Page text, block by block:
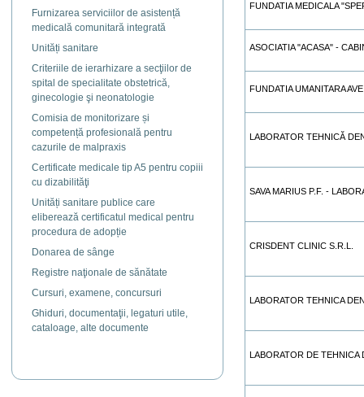
Furnizarea serviciilor de asistență
medicală comunitară integrată
Unități sanitare
Criteriile de ierarhizare a secţiilor de
spital de specialitate obstetrică,
ginecologie şi neonatologie
Comisia de monitorizare și
competență profesională pentru
cazurile de malpraxis
Certificate medicale tip A5 pentru copiii
cu dizabilităţi
Unități sanitare publice care
eliberează certificatul medical pentru
procedura de adopție
Donarea de sânge
Registre naţionale de sănătate
Cursuri, examene, concursuri
Ghiduri, documentaţii, legaturi utile,
cataloage, alte documente
FUNDATIA MEDICALA
ASOCIATIA "ACASA" -
FUNDATIA UMANITARA
LABORATOR TEHNICĂ
SAVA MARIUS P.F. -
CRISDENT CLINIC S.R.L.
LABORATOR TEHNICA
LABORATOR DE